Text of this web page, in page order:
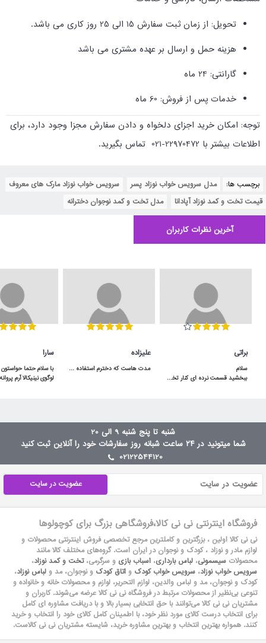
تحویل: از زمان ثبت سفارش 15 الی 25 روز کاری می باشد.
هزینه حمل و ارسال بر عهده مشتری می باشد
گارانتی: 24 ماه
خدمات پس از فروش: 60 ماه
توجه: امکان خرید اجزای دلخواه و دادن سفارش مجزا وجود دارد، برای
اطلاعات بیشتر با 22970472-021 تماس بگیرید.
برچسب ها: مدل سرویس خواب نوزاد پسر سرویس خواب نوزاد مارک های معروف
قیمت تخت و کمد نوزاد آپادانا
مدل تخت و کمد نوجوان دخترانه
آخرین نظرات کاربران
براتی
ببخشید قسمت نرده ای کنار تخت توسط لولا بالا پایین میشه یا ثابته؟سلام بالا پایین میشه
علیزاده
مدت هاست که دخترم استفاده می کنه و کیفیت مناسبی داره.در شگفت انگیز با قیمت عالی خریدم.
سارا
شنبه تا پنج شنبه 9 الی 20
شما میتونید در ۲۴ ساعت شبانه روز سفارشات خود را آنلاین ثبت کنید
02122544120
عضویت در سایت
فروشگاه اینترنتی نی نی کالا،فروشگاهی بزرگ برای کوچولوها
نی نی کالا اولین ، بزرگترین و کاملترین مرجع تخصصی فروش اینترنتی محصولات و
لوازم مادر و نوزاد ، کودک و نوجوان در ایران است. گروه‏‏‌های مختلف کالا مانند
محصولات سیسمونی، لباس بارداری، اسباب بازی و سرگرمی،تخت و کمد نوزاد،
سرویس خواب نوزاد، سرویس خواب کودک و اتاق کودک و نوجوان، مد و لباس نوزاد،
کودک و نوجوان، مد و لباس والدین، لوازم التحریر، لوازم و محصولات خانه و خانواده و
تنوعی بی‌نظیر از محصولات مرتبط در فروشگاه نی نی کالا عرضه می‏‏‏‌شوند. کاربران و
مشتریان نی نی‌ کالا می‏‏‌توانند با حق انتخابی بسیار بالا و با دریافت مشاوره ای کامل
برای انتخاب درست کالای مورد نظر خود، با اطمینان کامل کالای خود را انتخاب و خرید
کنند. همواره بهترین انتخاب و بهترین مشاوره خرید، شایسته مشتریان نی نی کالاست.